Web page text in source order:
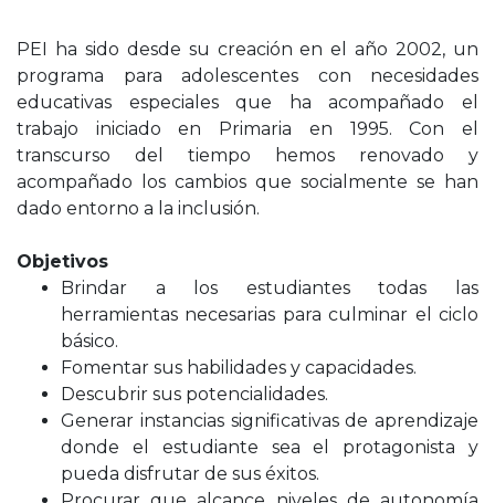
PEI ha sido desde su creación en el año 2002, un
programa para adolescentes con necesidades
educativas especiales que ha acompañado el
trabajo iniciado en Primaria en 1995. Con el
transcurso del tiempo hemos renovado y
acompañado los cambios que socialmente se han
dado entorno a la inclusión.
Objetivos
Brindar a los estudiantes todas las
herramientas necesarias para culminar el ciclo
básico.
Fomentar sus habilidades y capacidades.
Descubrir sus potencialidades.
Generar instancias significativas de aprendizaje
donde el estudiante sea el protagonista y
pueda disfrutar de sus éxitos.